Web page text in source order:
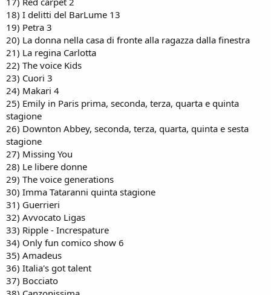
18) I delitti del BarLume 13
19) Petra 3
20) La donna nella casa di fronte alla ragazza dalla finestra
21) La regina Carlotta
22) The voice Kids
23) Cuori 3
24) Makari 4
25) Emily in Paris prima, seconda, terza, quarta e quinta
stagione
26) Downton Abbey, seconda, terza, quarta, quinta e sesta
stagione
27) Missing You
28) Le libere donne
29) The voice generations
30) Imma Tataranni quinta stagione
31) Guerrieri
32) Avvocato Ligas
33) Ripple - Increspature
34) Only fun comico show 6
35) Amadeus
36) Italia's got talent
37) Bocciato